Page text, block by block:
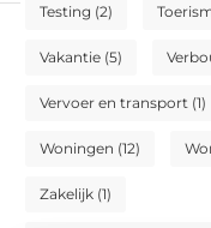
Testing (2)
Vakantie (5)
Vervoer en transport (1)
Woningen (12)
Zakelijk (1)